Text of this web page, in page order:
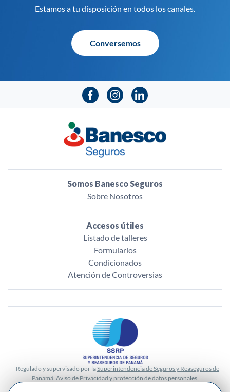
Estamos a tu disposición en todos los canales.
Conversemos
Somos Banesco Seguros
Sobre Nosotros
Accesos útiles
Listado de talleres
Formularios
Condicionados
Atención de Controversias
Regulado y supervisado por laSuperintendencia de Seguros y Reaseguros de
Panamá. Aviso de Privacidad y protección de datos personales.